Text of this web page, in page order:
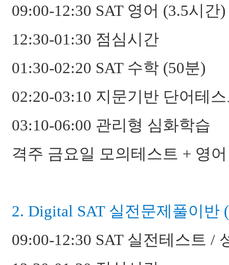
09:00-12:30 SAT 영어 (3.5시간)
12:30-01:30 점심시간
01:30-02:20 SAT 수학 (50분)
02:20-03:10 지문기반 단어테
03:10-06:00 관리형 심화학습
격주 금요일 모의테스트 + 영
2. Digital SAT 실전문제풀이반
09:00-12:30 SAT 실전테스트 /